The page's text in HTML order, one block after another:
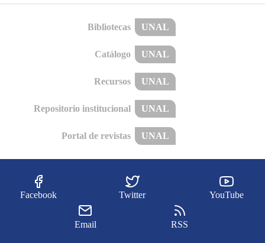
Bibliotecas UNAL
Catálogo UNAL
Recursos UNAL
Repositorio institucional UNAL
Portal de revistas UNAL
Facebook Twitter YouTube
Email RSS